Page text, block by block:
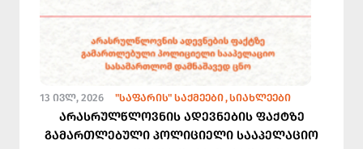
13 ᲘᲕᲚ, 2026 "ᲡᲐᲤᲐᲠᲘᲡ" ᲡᲐᲥᲛᲔᲔᲑᲘ ᲡᲘᲐᲮᲚᲔᲔᲑᲘ
არასრულწლოვნის ადევნების ფაქტზე
გამართლებული პოლიციელი სააპელაციო